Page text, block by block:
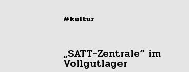
#kultur
„SATT-Zentrale“ im
Vollgutlager